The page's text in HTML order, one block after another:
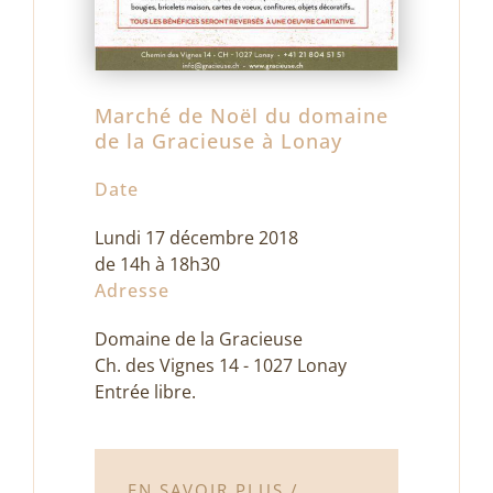
Marché de Noël du domaine
de la Gracieuse à Lonay
Date
Lundi 17 décembre 2018
de 14h à 18h30
Adresse
Domaine de la Gracieuse
Ch. des Vignes 14 - 1027 Lonay
Entrée libre.